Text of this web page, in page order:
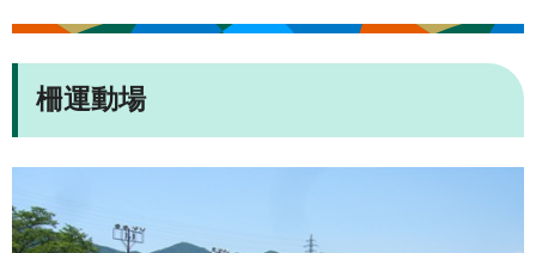
柵運動場